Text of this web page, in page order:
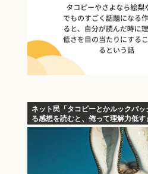
ネット民「タコピーとかルックバッ
る感想を読むと、俺って理解力低す
む。つらい」